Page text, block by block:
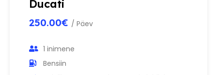
Ducati
250.00€ / Päev
1 inimene
Bensiin